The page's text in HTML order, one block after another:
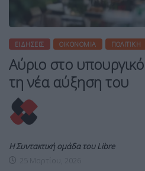
ΕΙΔΉΣΕΙΣ ΟΙΚΟΝΟΜΊΑ ΠΟΛΙΤΙΚΉ
Αύριο στο
τη νέα αύξηση του
Η Συντακτική ομάδα του Libre